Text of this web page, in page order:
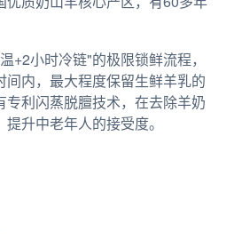
+2小时冷链"的极限锁鲜流程，
内，最大程度保留生鲜羊乳的
利闪蒸脱膻技术，在去除羊奶
升中老年人的接受度。